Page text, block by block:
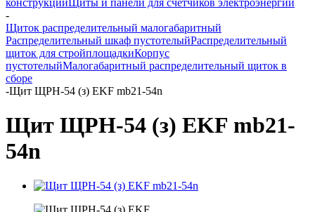
конструкцииЩиты и панели для счетчиков электроэнергии
-
Щиток распределительный малогабаритный
Распределительный шкаф пустотелыйРаспределительный
щиток для стройплощадкиКорпус
пустотелыйМалогабаритный распределительный щиток в
сборе
-Щит ЩРН-54 (з) EKF mb21-54n
Щит ЩРН-54 (з) EKF mb21-
54n